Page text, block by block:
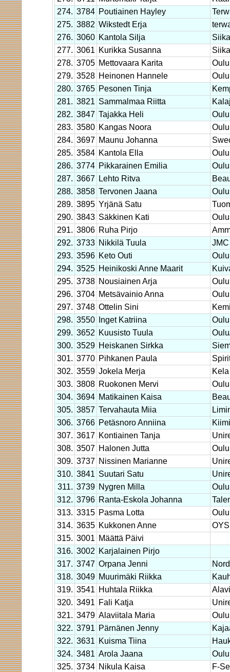
274. 3784 Poutiainen Hayley
275. 3882 Wikstedt Erja
276. 3060 Kantola Silja
277. 3061 Kurikka Susanna
278. 3705 Mettovaara Karita
Oulu
279. 3528 Heinonen Hannele
280. 3765 Pesonen Tinja
281. 3821 Sammalmaa Riitta
282. 3847 Tajakka Heli
Oulu
283. 3580 Kangas Noora
Oulu
284. 3697 Maunu Johanna
285. 3584 Kantola Ella
Oulu
286. 3774 Pikkarainen Emilia
Oulu
287. 3667 Lehto Ritva
288. 3858 Tervonen Jaana
Oulu
289. 3895 Yrjänä Satu
290. 3843 Säkkinen Kati
Oulu
291. 3806 Ruha Pirjo
292. 3733 Nikkilä Tuula
293. 3596 Keto Outi
Oulu
294. 3525 Heinikoski Anne Maarit
295. 3738 Nousiainen Arja
296. 3704 Metsävainio Anna
297. 3748 Ottelin Sini
298. 3550 Inget Katriina
299. 3652 Kuusisto Tuula
300. 3529 Heiskanen Sirkka
301. 3770 Pihkanen Paula
302. 3559 Jokela Merja
Kela
303. 3808 Ruokonen Mervi
Oulu
304. 3694 Matikainen Kaisa
305. 3857 Tervahauta Miia
306. 3766 Petäsnoro Anniina
307. 3617 Kontiainen Tanja
308. 3507 Halonen Jutta
309. 3737 Nissinen Marianne
310. 3841 Suutari Satu
311. 3739 Nygren Milla
312. 3796 Ranta-Eskola Johanna
313. 3315 Pasma Lotta
Oulu
314. 3635 Kukkonen Anne
315. 3001 Määttä Päivi
316. 3002 Karjalainen Pirjo
317. 3747 Orpana Jenni
318. 3049 Muurimäki Riikka
319. 3541 Huhtala Riikka
320. 3491 Fali Katja
321. 3479 Alaviitala Maria
Oulu
322. 3791 Pärnänen Jenny
322. 3631 Kuisma Tiina
324. 3481 Arola Jaana
325. 3734 Nikula Kaisa
F-